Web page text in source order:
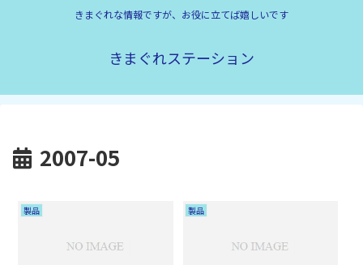
きまぐれな情報ですが、お役に立てば嬉しいです
きまぐれステーション
2007-05
製品 製品